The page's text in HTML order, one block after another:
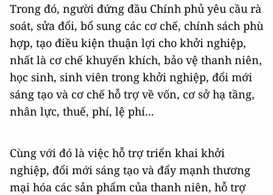
Trong đó, người đứng đầu Chính phủ yêu cầu rà
soát, sửa đổi, bổ sung các cơ chế, chính sách phù
hợp, tạo điều kiện thuận lợi cho khởi nghiệp,
nhất là cơ chế khuyến khích, bảo vệ thanh niên,
học sinh, sinh viên trong khởi nghiệp, đổi mới
sáng tạo và cơ chế hỗ trợ về vốn, cơ sở hạ tầng,
nhân lực, thuế, phí, lệ phí...
Cùng với đó là việc hỗ trợ triển khai khởi
nghiệp, đổi mới sáng tạo và đẩy mạnh thương
mại hóa các sản phẩm của thanh niên, hỗ trợ